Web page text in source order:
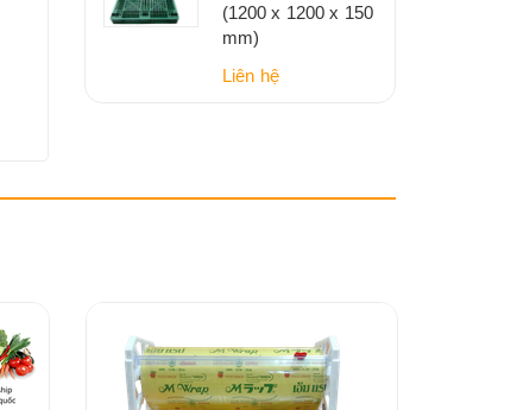
(1200 x 1200 x 150
mm)
Liên hệ